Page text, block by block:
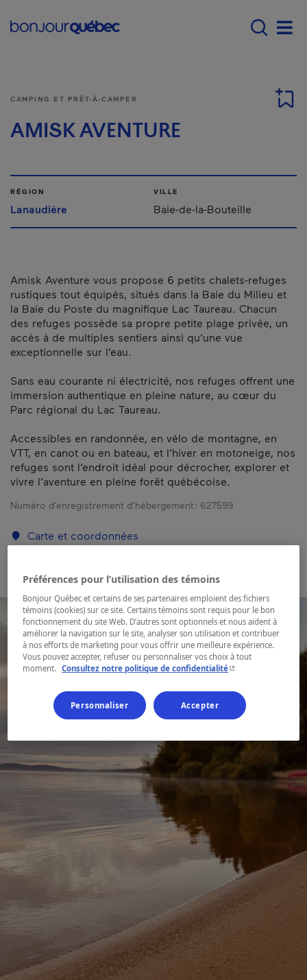
Main navigation -
CAMPING ET PRÊT-À-CAMPER
AMISK AVENTURE
RÉGION
Lanaudière
VILLE
Baie-de-la-Bouteille
Amisk Aventure vous propose 6 petits chalets-refuges
rustiques tout équipés, situés dans la Baie du Milieu et
la Baie du Poste du magnifique Lac Taureau. Chacun
des refuges possède sa propre petite plage privée, un
accès à de multiples sentiers ainsi qu’une vue
exceptionnelle sur l’eau.
Sans eau courante ni électricité, nos refuges offrent une
immersion authentique en pleine nature, au cœur du
Parc régional du Lac Taureau.
Accessibles en randonnée, en vélo de montagne, en
VTT, en canot ou en bateau, et l’hiver en motoneige, nos
refuges sont l’endroit idéal pour décrocher, explorer et
vivre l’aventure en pleine forêt québécoise.
Numéro d’enregistrement d’hébergement : 627599
Carte et coordonnées
Préférences pour l’utilisation des témoins
Bonjour Québec et certains de ses partenaires emploient des fichiers
témoins (cookies) sur ce site. Certains témoins sont requis pour le bon
fonctionnement du site Web. D’autres sont optionnels et nous aident à
améliorer la navigation sur le site, analyser son utilisation et contribuer
à nos efforts de marketing pour vous offrir une meilleure expérience.
Vous pouvez accepter, refuser ou personnaliser vos choix à tout
moment. Consultez notre politique de confidentialité- Cet hyperlien
Personnaliser Accepter